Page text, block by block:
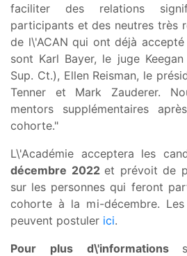
faciliter des relations
participants et des neutres très
de l\'ACAN qui ont déjà
sont Karl Bayer, le juge
Sup. Ct.), Ellen Reisman, le
Tenner et Mark Zauderer.
mentors supplémentaires
cohorte."
L\'Académie acceptera les
décembre 2022et prévoit de
sur les personnes qui feront
cohorte à la mi-décembre. Les
peuvent postuler ici.
Pour plus d\'informations